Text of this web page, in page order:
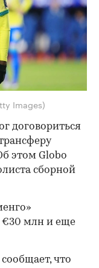
Images)
договориться
этом Globo
сборной
€30 млн и еще
что